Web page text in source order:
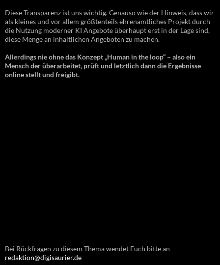
Diese Transparenz ist uns wichtig. Genauso wie der Hinweis, dass wir
als kleines und vor allem größtenteils ehrenamtliches Projekt durch
die Nutzung moderner KI Angebote überhaupt erst in der Lage sind,
diese Menge an inhaltlichen Angeboten zu machen.
Allerdings nie ohne das Konzept „Human in the loop“ – also ein
Mensch der überarbeitet, prüft und letztlich dann die Ergebnisse
online stellt und freigibt.
Bei Rückfragen zu diesem Thema wendet Euch bitte an
redaktion@digisaurier.de